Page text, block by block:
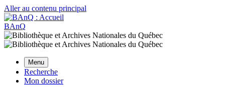
Aller au contenu principal
BAnQ
Menu
Recherche
Mon dossier